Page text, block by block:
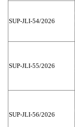
SUP-JLI-54/2026
SUP-JLI-55/2026
SUP-JLI-56/2026